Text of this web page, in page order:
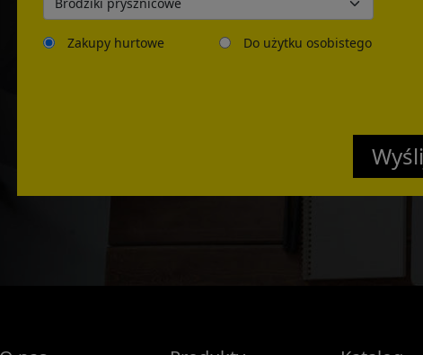
Zakupy hurtowe Do użytku osobistego